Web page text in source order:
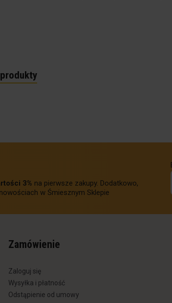
3% na pierwsze zakupy. Dodatkowo,
w Śmiesznym Sklepie
Zamówienie
Zaloguj się
Wysyłka i płatność
Odstąpienie od umowy